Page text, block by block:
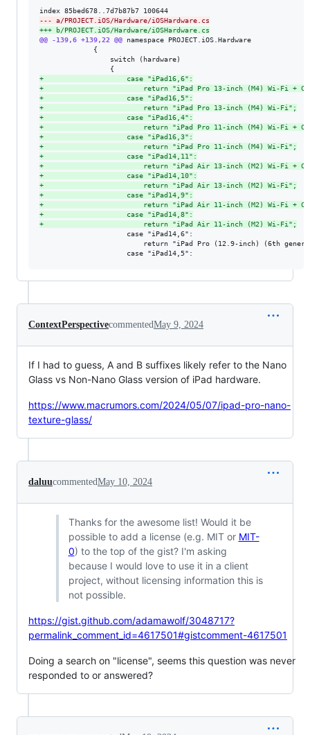
--- a/PROJECT.iOS/Hardware/iOSHardware.cs
+++ b/PROJECT.iOS/Hardware/iOSHardware.cs
@@ -139,6 +139,22 @@ namespace PROJECT.iOS.Hardware
             {
                 switch (hardware)
+
                    case "iPad16,6":
+
return "iPad Pro 13-inch (M4) Wi-Fi +
+
                    case "iPad16,5":
+
                        return "iPad Pro 13-inch (M4) Wi-Fi";
+
                    case "iPad16,4":
+
return "iPad Pro 11-inch (M4) Wi-Fi +
+
                    case "iPad16,3":
+
                        return "iPad Pro 11-inch (M4) Wi-Fi";
+
                    case "iPad14,11":
+
return "iPad Air 13-inch (M2) Wi-Fi +
+
                    case "iPad14,10":
+
                        return "iPad Air 13-inch (M2) Wi-Fi";
+
                    case "iPad14,9":
+
return "iPad Air 11-inch (M2) Wi-Fi +
+
                    case "iPad14,8":
+
                        return "iPad Air 11-inch (M2) Wi-Fi";
                     case "iPad14,6":
return "iPad Pro (12.9-inch) (6th
                     case "iPad14,5":
ContextPerspectivecommentedMay 9, 2024
If I had to guess, A and B suffixes likely refer to the Nano
Glass vs Non-Nano Glass version of iPad hardware.
https://www.macrumors.com/2024/05/07/ipad-pro-nano-
texture-glass/
daluucommentedMay 10, 2024
Thanks for the awesome list! Would it be
possible to add a license (e.g. MIT or MIT-
0) to the top of the gist? I'm asking
because I would love to use it in a client
project, without licensing information this is
not possible.
https://gist.github.com/adamawolf/3048717?
permalink_comment_id=4617501#gistcomment-4617501
Doing a search on "license", seems this question was never
responded to or answered?